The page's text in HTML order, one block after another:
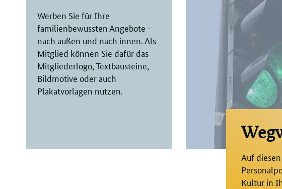
Auf
Kultur in
Werben Sie für Ihre
familienbewussten Angebote -
nach außen und nach innen. Als
Mitglied können Sie dafür das
Mitgliederlogo, Textbausteine,
Bildmotive oder auch
Plakatvorlagen nutzen.